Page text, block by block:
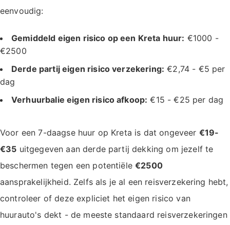
eenvoudig:
Gemiddeld eigen risico op een Kreta huur: €1000 -
€2500
Derde partij eigen risico verzekering: €2,74 - €5 per
dag
Verhuurbalie eigen risico afkoop: €15 - €25 per dag
Voor een 7-daagse huur op Kreta is dat ongeveer €19-
€35 uitgegeven aan derde partij dekking om jezelf te
beschermen tegen een potentiële€2500
aansprakelijkheid. Zelfs als je al een reisverzekering hebt,
controleer of deze expliciet het eigen risico van
huurauto's dekt - de meeste standaard reisverzekeringen